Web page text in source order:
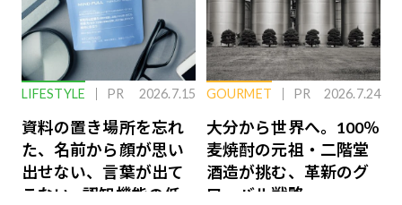
LIFESTYLE PR 2026.7.15
資料の置き場所を忘れ
た、名前から顔が思い
出せない、言葉が出て
こない…認知機能の低
GOURMET PR 2026.7.24
大分から世界へ。100％
麦焼酎の元祖・二階堂
酒造が挑む、革新のグ
ローバル戦略